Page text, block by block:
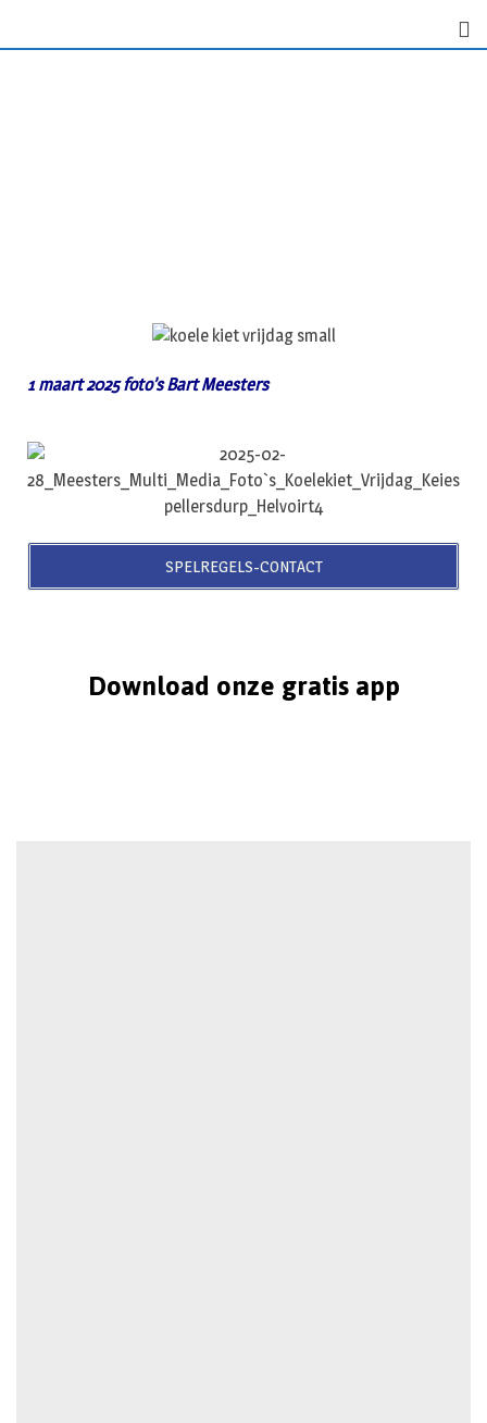
1 maart 2025 foto’s Bart Meesters
SPELREGELS-CONTACT
Download onze gratis app